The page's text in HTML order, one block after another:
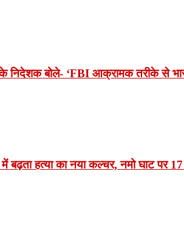
निदेशक बोले- ‘FBI आक्रामक तरीके से
बढ़ता हत्या का नया कल्चर, नमो घाट पर